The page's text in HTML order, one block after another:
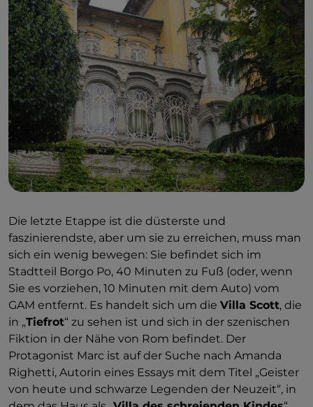
Die letzte Etappe ist die düsterste und
faszinierendste, aber um sie zu erreichen, muss man
sich ein wenig bewegen: Sie befindet sich im
Stadtteil Borgo Po, 40 Minuten zu Fuß (oder, wenn
Sie es vorziehen, 10 Minuten mit dem Auto) vom
GAM entfernt. Es handelt sich um die Villa Scott, die
in „Tiefrot“ zu sehen ist und sich in der szenischen
Fiktion in der Nähe von Rom befindet. Der
Protagonist Marc ist auf der Suche nach Amanda
Righetti, Autorin eines Essays mit dem Titel „Geister
von heute und schwarze Legenden der Neuzeit“, in